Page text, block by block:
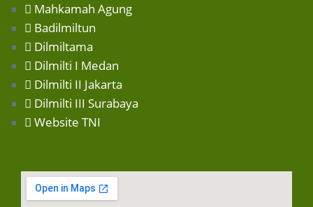
Mahkamah Agung
Badilmiltun
Dilmiltama
Dilmilti I Medan
Dilmilti II Jakarta
Dilmilti III Surabaya
Website TNI